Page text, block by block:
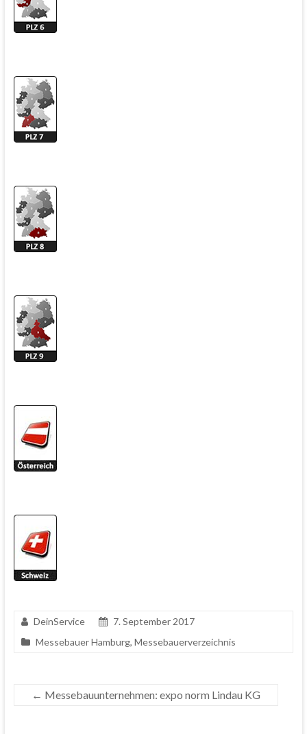
DeinService
7. September 2017
Messebauer Hamburg, Messebauerverzeichnis
← Messebauunternehmen: expo norm Lindau KG